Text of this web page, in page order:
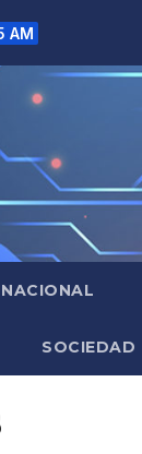
AM
NACIONAL
SOCIEDAD